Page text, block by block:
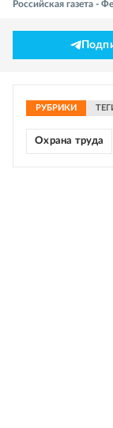
Российская газета -
РУБРИКИ
Охрана труда